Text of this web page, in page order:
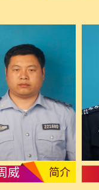
威 简介